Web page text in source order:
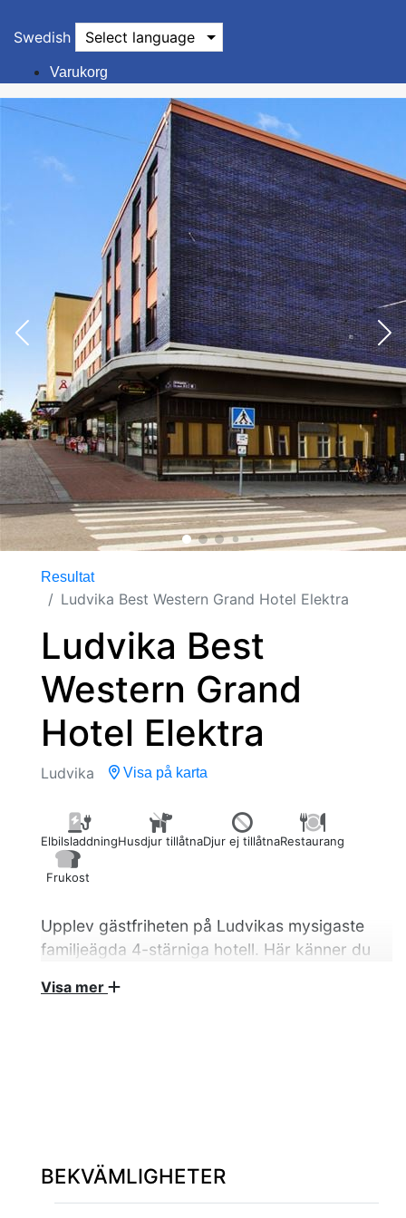
Swedish Select language
Varukorg
Resultat
Ludvika Best Western Grand Hotel Elektra
Ludvika Best
Western Grand
Hotel Elektra
Ludvika Visa på karta
ElbilsladdningHusdjur tillåtnaDjur ej tillåtnaRestaurang
Frukost
Upplev gästfriheten på Ludvikas mysigaste
familjeägda 4-stärniga hotell. Här känner du
Visa mer
BEKVÄMLIGHETER